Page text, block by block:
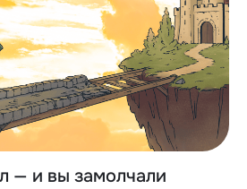
— и вы замолчали